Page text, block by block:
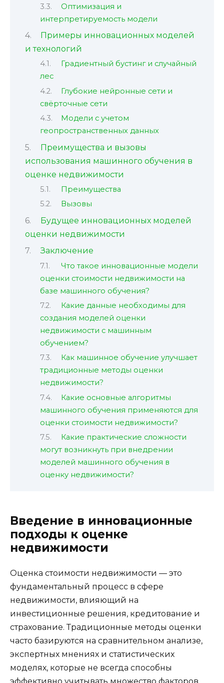
Оптимизация и
интерпретируемость модели
Примеры инновационных моделей
и технологий
Градиентный бустинг и случайный
лес
Глубокие нейронные сети и
свёрточные сети
Модели с учетом
геопространственных данных
Преимущества и вызовы
использования машинного обучения в
оценке недвижимости
Преимущества
Вызовы
Будущее инновационных моделей
оценки недвижимости
Заключение
Что такое инновационные модели
оценки стоимости недвижимости на
базе машинного обучения?
Какие данные необходимы для
создания моделей оценки
недвижимости с машинным
обучением?
Как машинное обучение улучшает
традиционные методы оценки
недвижимости?
Какие основные алгоритмы
машинного обучения применяются для
оценки стоимости недвижимости?
Какие практические сложности
могут возникнуть при внедрении
моделей машинного обучения в
оценку недвижимости?
Введение в инновационные
подходы к оценке
недвижимости
Оценка стоимости недвижимости — это
фундаментальный процесс в сфере
недвижимости, влияющий на
инвестиционные решения, кредитование и
страхование. Традиционные методы оценки
часто базируются на сравнительном анализе,
экспертных мнениях и статистических
моделях, которые не всегда способны
эффективно учитывать множество факторов,